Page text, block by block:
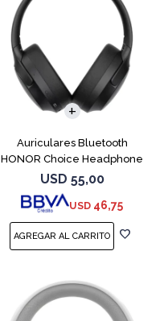
Auriculares Bluetooth
HONOR Choice Headphone
Black
USD 55,00
USD 46,75